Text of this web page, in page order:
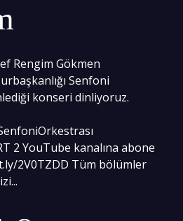
Rengim Gökmen
Senfoni
konseri dinliyoruz.
2 YouTube kanalına abone
2V0TZDD Tüm bölümler